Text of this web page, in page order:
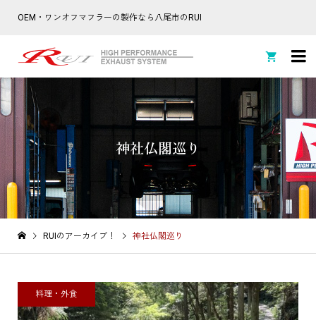
OEM・ワンオフマフラーの製作なら八尾市のRUI

神社仏閣巡り
RUIのアーカイブ！ 神社仏閣巡り
料理・外食